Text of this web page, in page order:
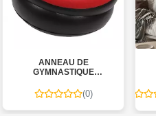
COLLECTION DE 3
TABLEAUX, DES
BEIGE SOBHAN ALAH ,
HAMDULALH, AALHO
AKBER
(0) Gratuite